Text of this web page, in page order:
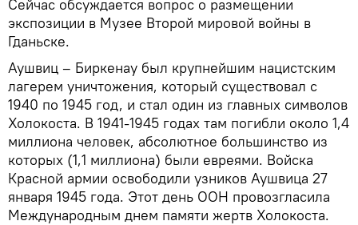
Сейчас обсуждается вопрос о размещении
экспозиции в Музее Второй мировой войны в
Гданьске.
Аушвиц – Биркенау был крупнейшим нацистским
лагерем уничтожения, который существовал с
1940 по 1945 год, и стал один из главных символов
Холокоста. В 1941-1945 годах там погибли около 1,4
миллиона человек, абсолютное большинство из
которых (1,1 миллиона) были евреями. Войска
Красной армии освободили узников Аушвица 27
января 1945 года. Этот день ООН провозгласила
Международным днем памяти жертв Холокоста.